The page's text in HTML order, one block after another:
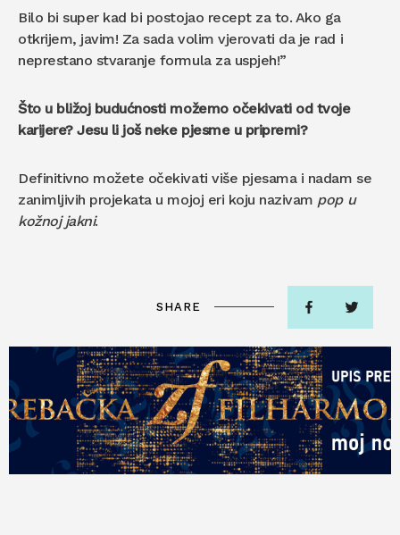
Bilo bi super kad bi postojao recept za to. Ako ga
otkrijem, javim! Za sada volim vjerovati da je rad i
neprestano stvaranje formula za uspjeh!”
Što u bližoj budućnosti možemo očekivati od tvoje
karijere? Jesu li još neke pjesme u pripremi?
Definitivno možete očekivati više pjesama i nadam se
zanimljivih projekata u mojoj eri koju nazivam pop u
kožnoj jakni.
SHARE